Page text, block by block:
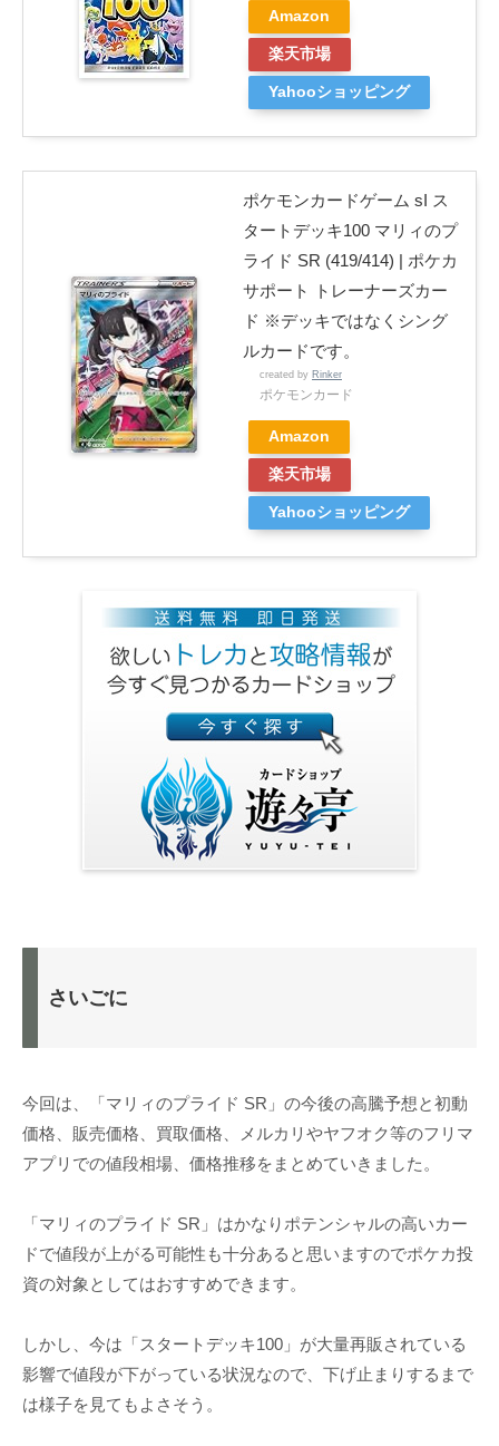
Amazon
楽天市場
Yahooショッピング
ポケモンカードゲーム sI ス
タートデッキ100 マリィのプ
ライド SR (419/414) | ポケカ
サポート トレーナーズカー
ド ※デッキではなくシング
ルカードです。
created by Rinker
ポケモンカード
Amazon
楽天市場
Yahooショッピング
さいごに
今回は、「マリィのプライド SR」の今後の高騰予想と初動
価格、販売価格、買取価格、メルカリやヤフオク等のフリマ
アプリでの値段相場、価格推移をまとめていきました。
「マリィのプライド SR」はかなりポテンシャルの高いカー
ドで値段が上がる可能性も十分あると思いますのでポケカ投
資の対象としてはおすすめできます。
しかし、今は「スタートデッキ100」が大量再販されている
影響で値段が下がっている状況なので、下げ止まりするまで
は様子を見てもよさそう。